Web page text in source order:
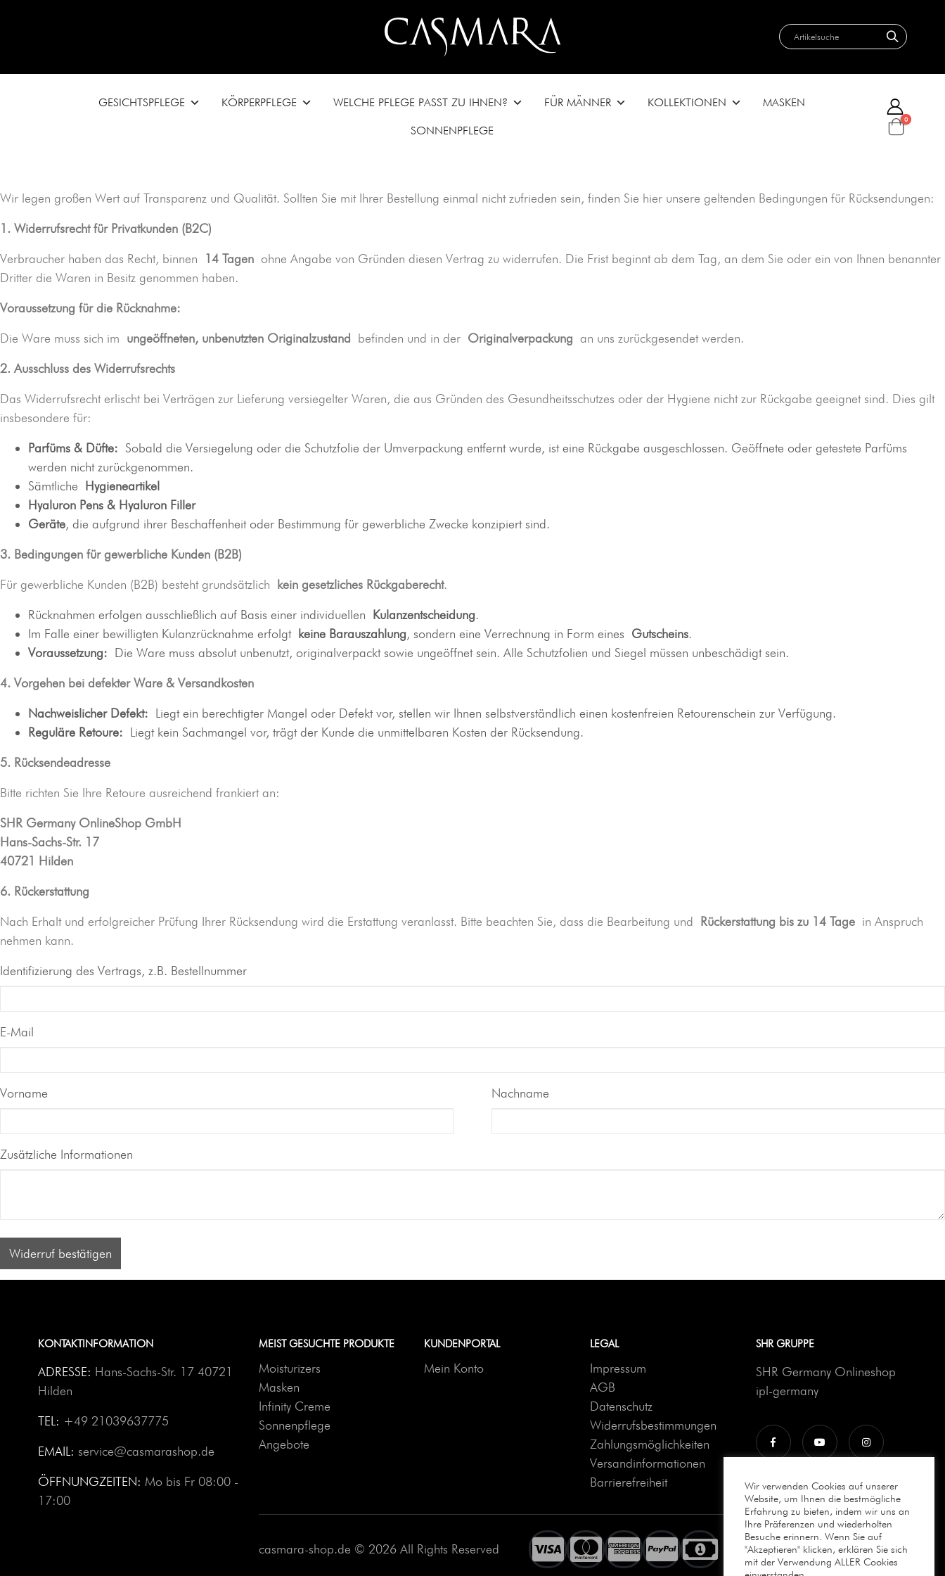
GESICHTSPFLEGE KÖRPERPFLEGE WELCHE PFLEGE PASST ZU IHNEN? FÜR MÄNNER KOLLEKTIONEN MASKEN
SONNENPFLEGE
0
Wir legen großen Wert auf Transparenz und Qualität. Sollten Sie mit Ihrer Bestellung einmal nicht zufrieden sein, finden Sie hier unsere geltenden Bedingungen für Rücksendungen:
1. Widerrufsrecht für Privatkunden (B2C)
Verbraucher haben das Recht, binnen 14 Tagen ohne Angabe von Gründen diesen Vertrag zu widerrufen. Die Frist beginnt ab dem Tag, an dem Sie oder ein von Ihnen benannter
Dritter die Waren in Besitz genommen haben.
Voraussetzung für die Rücknahme:
Die Ware muss sich im ungeöffneten, unbenutzten Originalzustand befinden und in der Originalverpackung an uns zurückgesendet werden.
2. Ausschluss des Widerrufsrechts
Das Widerrufsrecht erlischt bei Verträgen zur Lieferung versiegelter Waren, die aus Gründen des Gesundheitsschutzes oder der Hygiene nicht zur Rückgabe geeignet sind. Dies gilt
insbesondere für:
Parfüms & Düfte: Sobald die Versiegelung oder die Schutzfolie der Umverpackung entfernt wurde, ist eine Rückgabe ausgeschlossen. Geöffnete oder getestete Parfüms
werden nicht zurückgenommen.
Sämtliche Hygieneartikel
Hyaluron Pens & Hyaluron Filler
Geräte, die aufgrund ihrer Beschaffenheit oder Bestimmung für gewerbliche Zwecke konzipiert sind.
3. Bedingungen für gewerbliche Kunden (B2B)
Für gewerbliche Kunden (B2B) besteht grundsätzlich kein gesetzliches Rückgaberecht.
Rücknahmen erfolgen ausschließlich auf Basis einer individuellen Kulanzentscheidung.
Im Falle einer bewilligten Kulanzrücknahme erfolgt keine Barauszahlung, sondern eine Verrechnung in Form eines Gutscheins.
Voraussetzung: Die Ware muss absolut unbenutzt, originalverpackt sowie ungeöffnet sein. Alle Schutzfolien und Siegel müssen unbeschädigt sein.
4. Vorgehen bei defekter Ware & Versandkosten
Nachweislicher Defekt: Liegt ein berechtigter Mangel oder Defekt vor, stellen wir Ihnen selbstverständlich einen kostenfreien Retourenschein zur Verfügung.
Reguläre Retoure: Liegt kein Sachmangel vor, trägt der Kunde die unmittelbaren Kosten der Rücksendung.
5. Rücksendeadresse
Bitte richten Sie Ihre Retoure ausreichend frankiert an:
SHR Germany OnlineShop GmbH
Hans-Sachs-Str. 17
40721 Hilden
6. Rückerstattung
Nach Erhalt und erfolgreicher Prüfung Ihrer Rücksendung wird die Erstattung veranlasst. Bitte beachten Sie, dass die Bearbeitung und Rückerstattung bis zu 14 Tage in Anspruch
nehmen kann.
Identifizierung des Vertrags, z.B. Bestellnummer
E-Mail
E-
Vorname Nachname
Zusätzliche Informationen
Widerruf bestätigen
KONTAKTINFORMATION
ADRESSE: Hans-Sachs-Str. 17 40721
Hilden
TEL: +49 21039637775
EMAIL: service@casmarashop.de
ÖFFNUNGZEITEN: Mo bis Fr 08:00 -
17:00
MEIST GESUCHTE PRODUKTE
Moisturizers
Masken
Infinity Creme
Sonnenpflege
Angebote
KUNDENPORTAL
Mein Konto
LEGAL
Impressum
AGB
Datenschutz
Widerrufsbestimmungen
Zahlungsmöglichkeiten
Versandinformationen
Barrierefreiheit
SHR GRUPPE
SHR Germany Onlineshop
ipl-germany
casmara-shop.de © 2026 All Rights Reserved
Wir verwenden Cookies auf unserer
Website, um Ihnen die bestmögliche
Erfahrung zu bieten, indem wir uns an
Ihre Präferenzen und wiederholten
Besuche erinnern. Wenn Sie auf
"Akzeptieren" klicken, erklären Sie sich
mit der Verwendung ALLER Cookies